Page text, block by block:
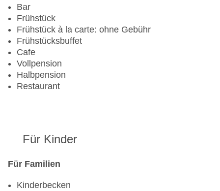
Sonnenschirme am Pool: gegen Gebühr, Liegen
am Pool
Zahlungsarten: American Express, Mastercard,
Visa
Landeskategorie: 5 Sterne
Bar
Frühstück
Frühstück à la carte: ohne Gebühr
Frühstücksbuffet
Cafe
Vollpension
Halbpension
Restaurant
Für Kinder
Für Familien
Kinderbecken